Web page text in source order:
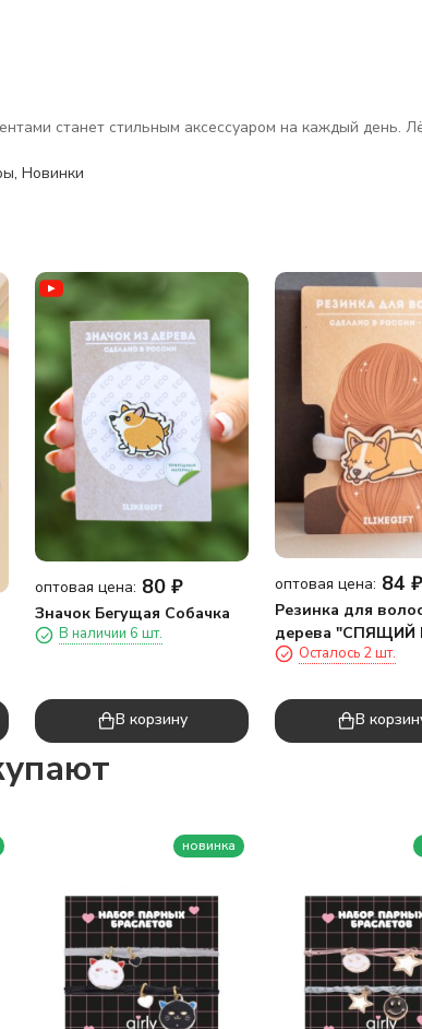
станет стильным аксессуаром на каждый день.
, Новинки
оптовая цена: 80 ₽
Значок Бегущая Собачка
В наличии 6 шт.
В корзину
оптовая цена: 84 ₽
Резинка для
дерева "СПЯЩИЙ
Осталось 2 шт.
В
новинка